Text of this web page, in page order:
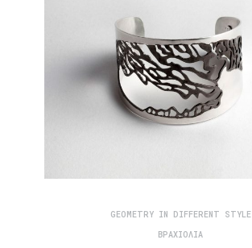
GEOMETRY IN DIFFERENT STYLE
ΒΡΑΧΙΌΛΙΑ